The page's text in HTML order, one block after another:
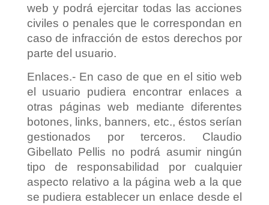
web y podrá ejercitar todas las acciones
civiles o penales que le correspondan en
caso de infracción de estos derechos por
parte del usuario.
Enlaces.- En caso de que en el sitio web
el usuario pudiera encontrar enlaces a
otras páginas web mediante diferentes
botones, links, banners, etc., éstos serían
gestionados por terceros. Claudio
Gibellato Pellis no podrá asumir ningún
tipo de responsabilidad por cualquier
aspecto relativo a la página web a la que
se pudiera establecer un enlace desde el